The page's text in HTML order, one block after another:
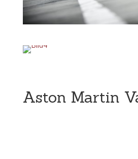
Aston Martin